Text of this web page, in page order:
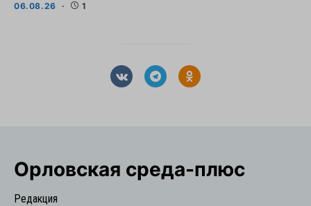
06.08.26 1
Орловская cреда-плюс
Редакция